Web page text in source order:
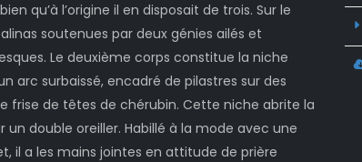
qu’à l’origine il en disposait de trois. Sur le
soutenues par deux génies ailés et
Le deuxième corps constitue la niche
arc surbaissé, encadré de pilastres sur des
frise de têtes de chérubin. Cette niche abrite la
double oreiller. Habillé à la mode avec une
il a les mains jointes en attitude de prière